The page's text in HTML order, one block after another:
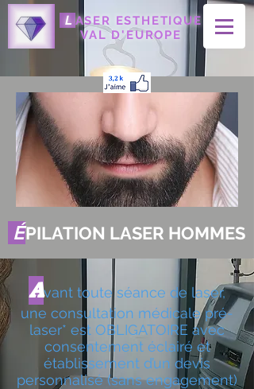
L ASER ESTHETIQUE
VAL D'EUROPE
ÉPILATION LASER HOMMES
Avant toute séance de laser,
une consultation médicale pré-
laser* est OBLIGATOIRE avec
consentement éclairé et
établissement d’un devis
personnalisé (sans engagement)